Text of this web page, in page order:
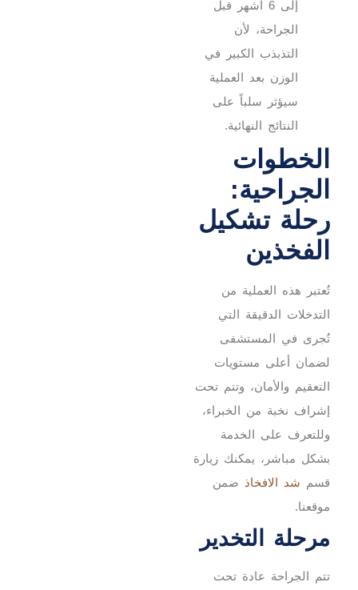
إلى 6 أشهر قبل
الجراحة، لأن
التذبذب الكبير في
الوزن بعد العملية
سيؤثر سلباً على
النتائج النهائية.
الخطوات
الجراحية:
رحلة تشكيل
الفخذين
تُعتبر هذه العملية من
التدخلات الدقيقة التي
تُجرى في المستشفى
لضمان أعلى مستويات
التعقيم والأمان، وتتم تحت
إشراف نخبة من الخبراء،
وللتعرف على الخدمة
بشكل مباشر، يمكنك زيارة
قسم شد الافخاذ ضمن
موقعنا.
مرحلة التخدير
تتم الجراحة عادة تحت